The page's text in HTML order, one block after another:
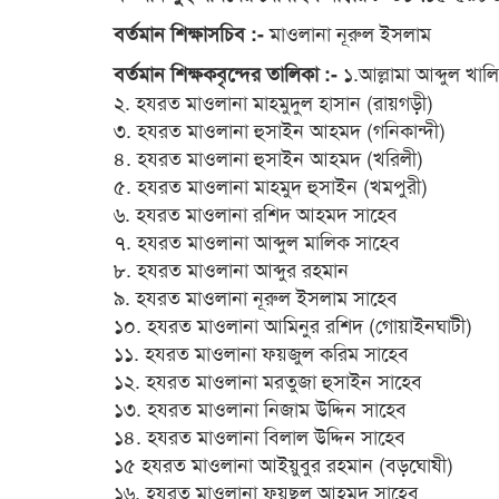
বর্তমান শিক্ষাসচিব :-মাওলানা নূরুল ইসলাম
বর্তমান শিক্ষকবৃন্দের তালিকা :- ১.আল্লামা আব্দুল
২. হযরত মাওলানা মাহমুদুল হাসান (রায়গড়ী)
৩. হযরত মাওলানা হুসাইন আহমদ (গনিকান্দী)
৪. হযরত মাওলানা হুসাইন আহমদ (খরিলী)
৫. হযরত মাওলানা মাহমুদ হুসাইন (খমপুরী)
৬. হযরত মাওলানা রশিদ আহমদ সাহেব
৭. হযরত মাওলানা আব্দুল মালিক সাহেব
৮. হযরত মাওলানা আব্দুর রহমান
৯. হযরত মাওলানা নূরুল ইসলাম সাহেব
১০. হযরত মাওলানা আমিনুর রশিদ (গোয়াইনঘাটী)
১১. হযরত মাওলানা ফয়জুল করিম সাহেব
১২. হযরত মাওলানা মরতুজা হুসাইন সাহেব
১৩. হযরত মাওলানা নিজাম উদ্দিন সাহেব
১৪. হযরত মাওলানা বিলাল উদ্দিন সাহেব
১৫ হযরত মাওলানা আইয়ুবুর রহমান (বড়ঘোষী)
১৬. হযরত মাওলানা ফয়ছল আহমদ সাহেব